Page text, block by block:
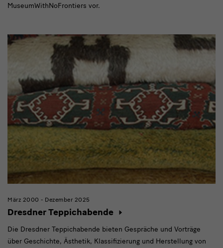
MuseumWithNoFrontiers vor.
März 2000 - Dezember 2025
Dresdner Teppichabende
Die Dresdner Teppichabende bieten Gespräche und Vorträge
über Geschichte, Ästhetik, Klassifizierung und Herstellung von